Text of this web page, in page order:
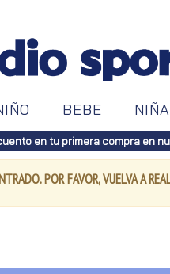
BEBE NIÑA
en tu primera compra en
POR FAVOR, VUELVA A